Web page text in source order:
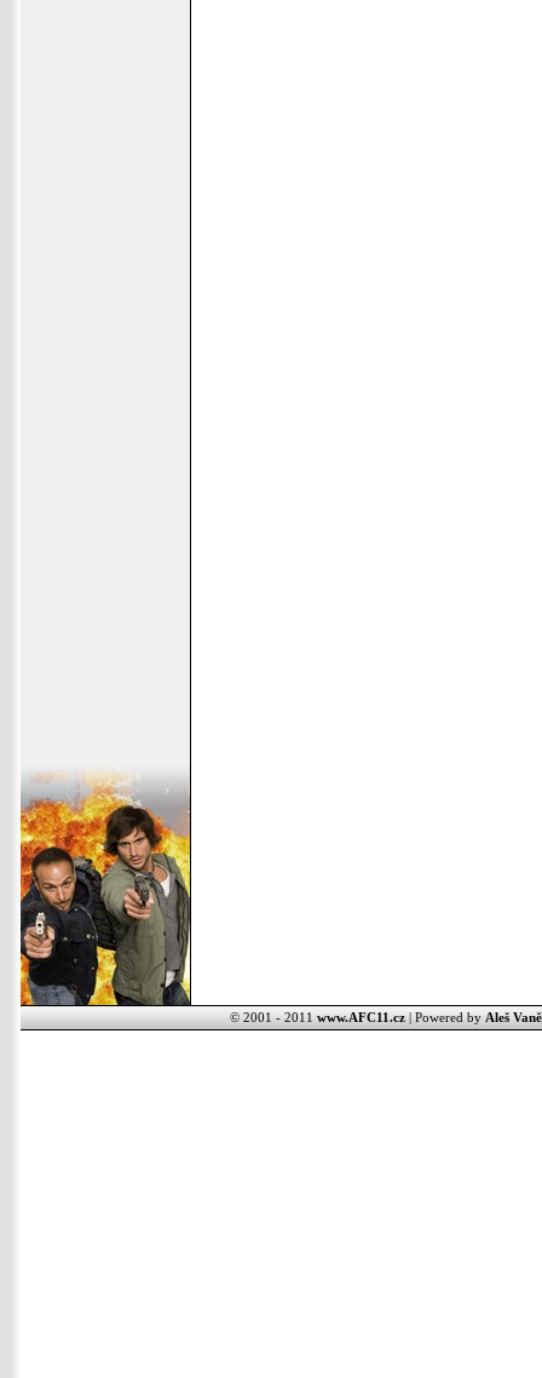
© 2001 - 2011 www.AFC11.cz| Powered by Aleš